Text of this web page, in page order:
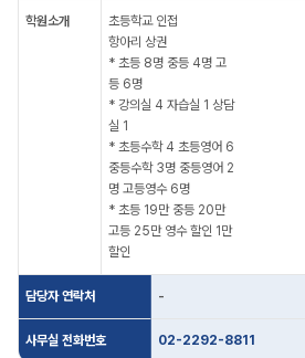
학원소개
초등학교 인접
항아리 상권
* 초등 8명 중등 4명 고
등 6명
* 강의실 4 자습실 1 상담
실 1
* 초등수학 4 초등영어 6
중등수학 3명 중등영어 2
명 고등영수 6명
* 초등 19만 중등 20만
고등 25만 영수 할인 1만
할인
담당자 연락처 -
사무실 전화번호 02-2292-8811